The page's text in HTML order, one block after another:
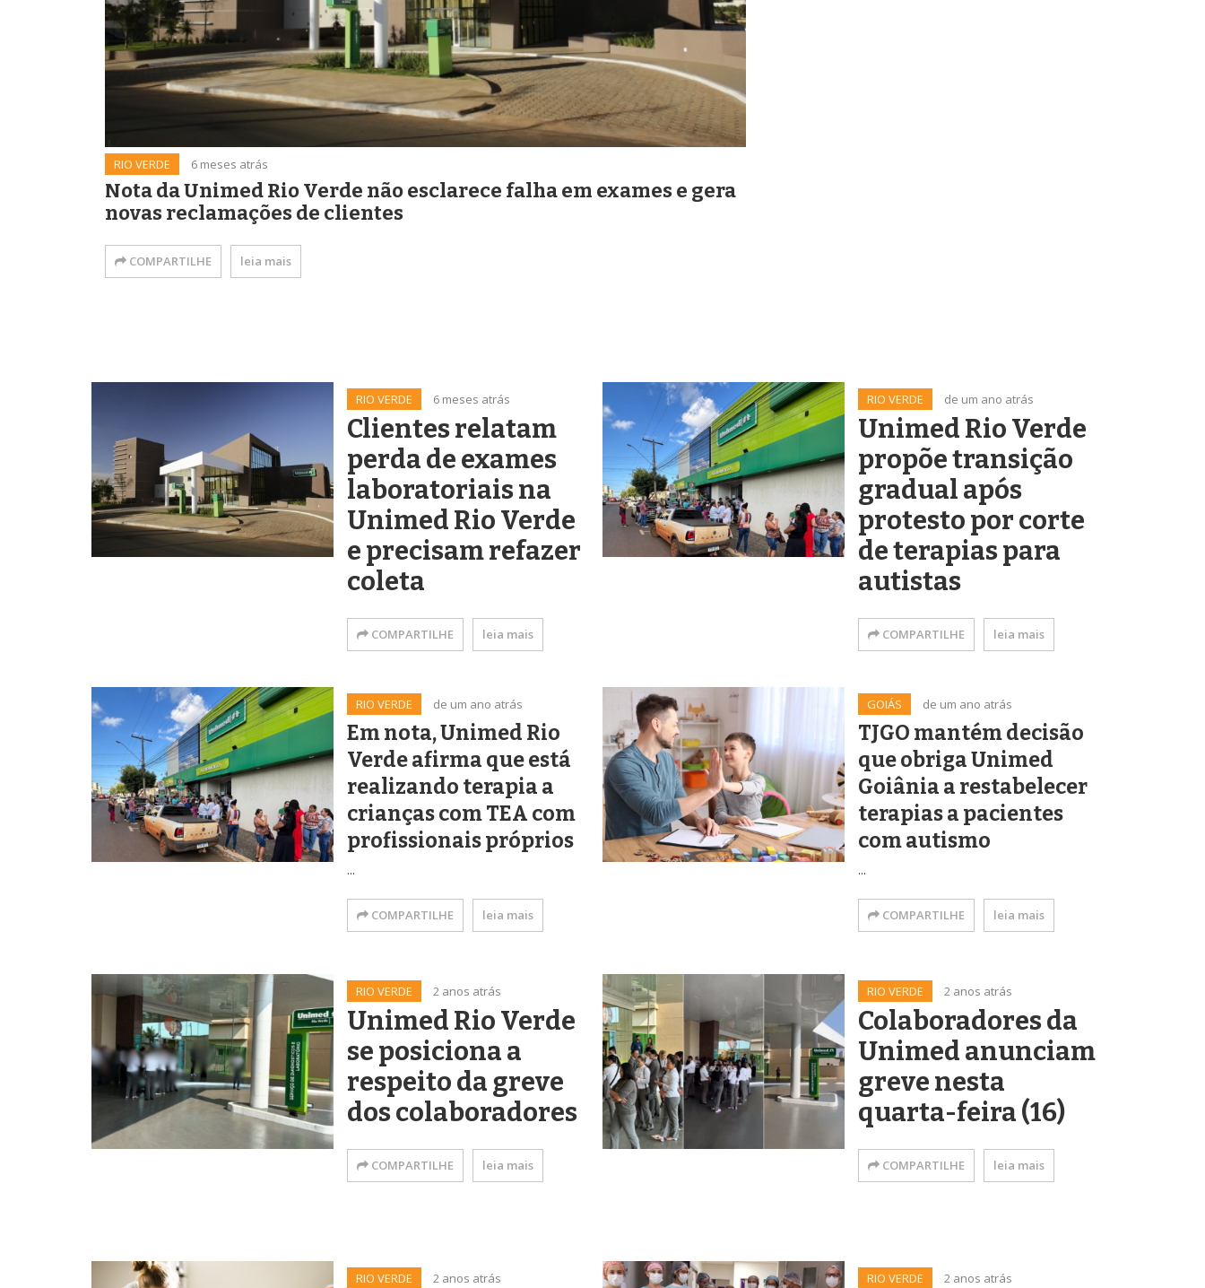
RIO VERDE 6 meses atrás
Nota da Unimed Rio Verde não esclarece falha em exames e gera
novas reclamações de clientes
COMPARTILHE leia mais
RIO VERDE 6 meses atrás
Clientes relatam
perda de exames
laboratoriais na
Unimed Rio Verde
e precisam refazer
coleta
COMPARTILHE leia mais
RIO VERDE de um ano atrás
Unimed Rio Verde
propõe transição
gradual após
protesto por corte
de terapias para
autistas
COMPARTILHE leia mais
RIO VERDE de um ano atrás
Em nota, Unimed Rio
Verde afirma que está
realizando terapia a
crianças com TEA com
profissionais próprios
...
COMPARTILHE leia mais
GOIÁS de um ano atrás
TJGO mantém decisão
que obriga Unimed
Goiânia a restabelecer
terapias a pacientes
com autismo
...
COMPARTILHE leia mais
RIO VERDE 2 anos atrás
Unimed Rio Verde
se posiciona a
respeito da greve
dos colaboradores
COMPARTILHE leia mais
RIO VERDE 2 anos atrás
Colaboradores da
Unimed anunciam
greve nesta
quarta-feira (16)
COMPARTILHE leia mais
RIO VERDE 2 anos atrás RIO VERDE 2 anos atrás